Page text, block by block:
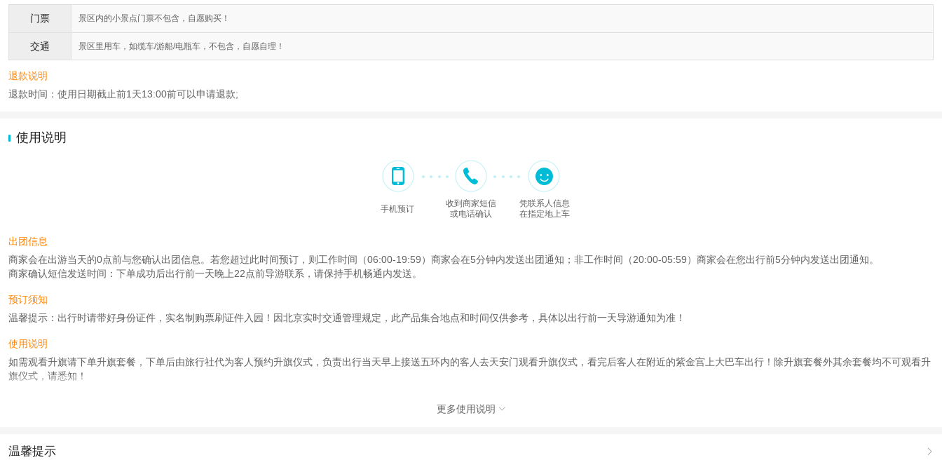
门票 景区内的小景点门票不包含，自愿购买！
交通 景区里用车，如缆车/游船/电瓶车，不包含，自愿自理！
退款说明
退款时间：使用日期截止前1天13:00前可以申请退款;
使用说明
手机预订
收到商家短信
或电话确认
凭联系人信息
在指定地上车
出团信息
商家会在出游当天的0点前与您确认出团信息。若您超过此时间预订，则工作时间（06:00-19:59）商家会在5分钟内发送出团通知；非工作时间（20:00-05:59）商家会在您出行前5分钟内发送出团通知。
商家确认短信发送时间：下单成功后出行前一天晚上22点前导游联系，请保持手机畅通内发送。
预订须知
温馨提示：出行时请带好身份证件，实名制购票刷证件入园！因北京实时交通管理规定，此产品集合地点和时间仅供参考，具体以出行前一天导游通知为准！
使用说明
如需观看升旗请下单升旗套餐，下单后由旅行社代为客人预约升旗仪式，负责出行当天早上接送五环内的客人去天安门观看升旗仪式，看完后客人在附近的紫金宫上大巴车出行！除升旗套餐外其余套餐均不可观看升
旗仪式，请悉知！
查看 《工商执照信息》
更多使用说明 
温馨提示 